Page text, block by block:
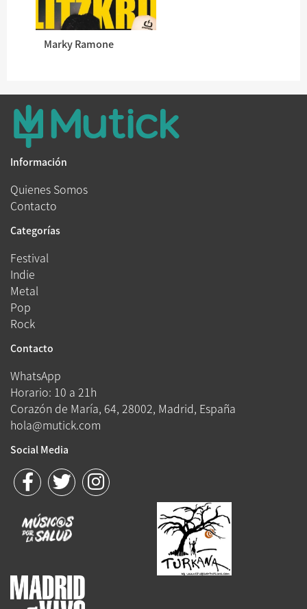
Marky Ramone
Información
Quienes Somos
Contacto
Categorías
Festival
Indie
Metal
Pop
Rock
Contacto
WhatsApp
Horario: 10 a 21h
Corazón de María, 64, 28002, Madrid, España
hola@mutick.com
Social Media